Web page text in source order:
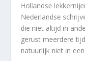
Hollandse
Nederlandse
die niet altijd in
gerust meerdere
natuurlijk niet in